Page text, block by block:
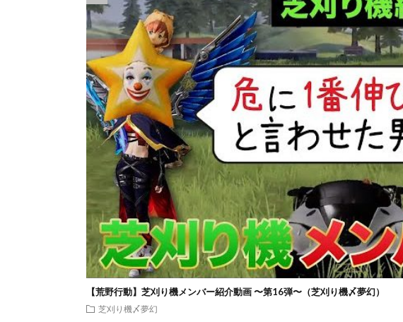
【荒野行動】芝刈り機メンバー紹介動画 〜第16弾〜（芝刈り機〆夢幻）
芝刈り機〆夢幻